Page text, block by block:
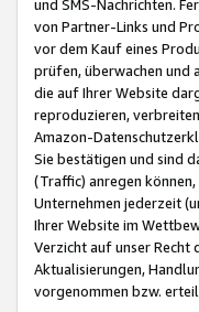
und SMS-Nachrichten.
von Partner-Links und
vor dem Kauf eines
prüfen, überwachen und
die auf Ihrer Website
reproduzieren,
Amazon-
Sie bestätigen und sind
(Traffic) anregen
Unternehmen jederzeit
Ihrer Website im
Verzicht auf unser
Aktualisierungen,
vorgenommen bzw.